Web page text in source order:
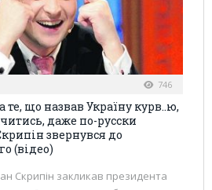
746
те, що назвав Україну кypв..ю,
даже по-русски
звернувся до
(відео)
Скрипін закликав президента